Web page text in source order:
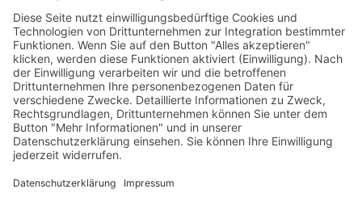
Datenschutzerklärung
Impressum
Cookie-Hinweis